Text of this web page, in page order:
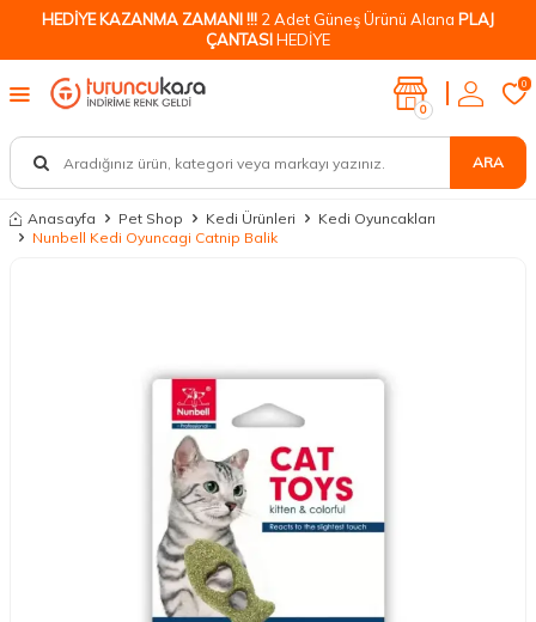
HEDİYE KAZANMA ZAMANI !!! 2 Adet Güneş Ürünü Alana PLAJ
ÇANTASIHEDİYE
ARA
0
0
Anasayfa Pet Shop Kedi Ürünleri
Kedi Oyuncakları
Nunbell Kedi Oyuncagi Catnip Balik